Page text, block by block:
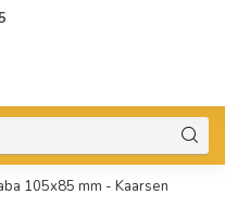
105x85 mm - Kaarsen